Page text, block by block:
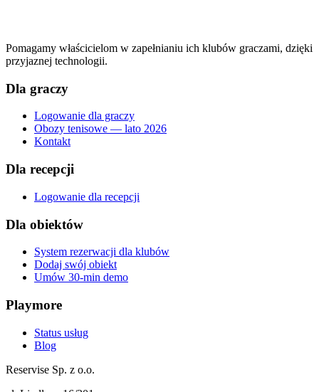
Pomagamy właścicielom w zapełnianiu ich klubów graczami, dzięki
przyjaznej technologii.
Dla graczy
Logowanie dla graczy
Obozy tenisowe — lato 2026
Kontakt
Dla recepcji
Logowanie dla recepcji
Dla obiektów
System rezerwacji dla klubów
Dodaj swój obiekt
Umów 30-min demo
Playmore
Status usług
Blog
Reservise Sp. z o.o.